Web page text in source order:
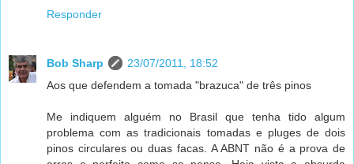
Responder
Bob Sharp
23/07/2011, 18:52
Aos que defendem a tomada "brazuca" de três pinos
Me indiquem alguém no Brasil que tenha tido algum
problema com as tradicionais tomadas e pluges de dois
pinos circulares ou duas facas. A ABNT não é a prova de